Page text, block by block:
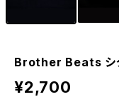
Brother Beats シ
¥2,700